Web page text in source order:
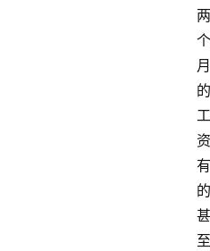
两
个
月
的
工
资
有
的
甚
至